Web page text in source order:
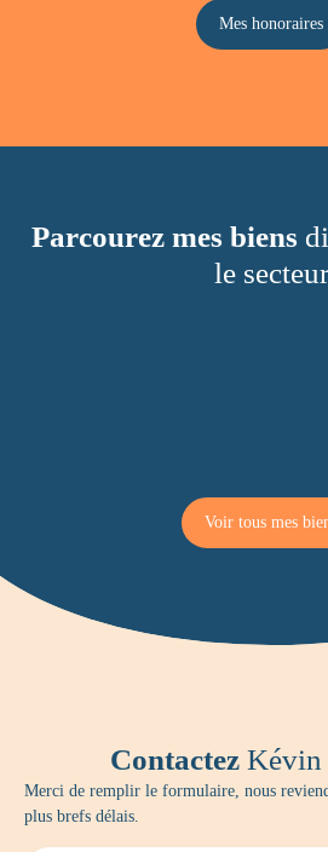
Mes honoraires
Parcourez mes biens
le secteur
Voir tous mes
ContactezKévin
Merci de remplir le formulaire, nous
plus brefs délais.